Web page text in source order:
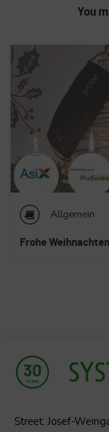
You
Occupational
Neue
Street: Josef-